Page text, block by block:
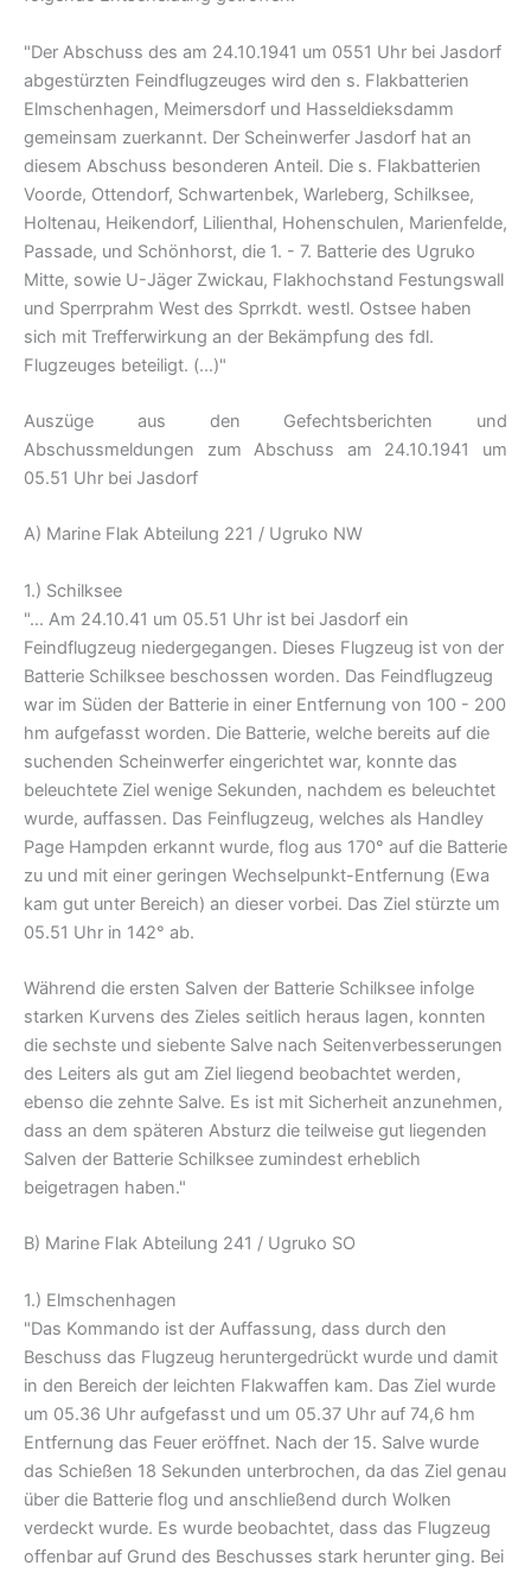
"Der Abschuss des am 24.10.1941 um 0551 Uhr bei Jasdorf
abgestürzten Feindflugzeuges wird den s. Flakbatterien
Elmschenhagen, Meimersdorf und Hasseldieksdamm
gemeinsam zuerkannt. Der Scheinwerfer Jasdorf hat an
diesem Abschuss besonderen Anteil. Die s. Flakbatterien
Voorde, Ottendorf, Schwartenbek, Warleberg, Schilksee,
Holtenau, Heikendorf, Lilienthal, Hohenschulen, Marienfelde,
Passade, und Schönhorst, die 1. - 7. Batterie des Ugruko
Mitte, sowie U-Jäger Zwickau, Flakhochstand Festungswall
und Sperrprahm West des Sprrkdt. westl. Ostsee haben
sich mit Trefferwirkung an der Bekämpfung des fdl.
Flugzeuges beteiligt. (...)"
Auszüge aus den Gefechtsberichten und
Abschussmeldungen zum Abschuss am 24.10.1941 um
05.51 Uhr bei Jasdorf
A) Marine Flak Abteilung 221 / Ugruko NW
1.) Schilksee
"... Am 24.10.41 um 05.51 Uhr ist bei Jasdorf ein
Feindflugzeug niedergegangen. Dieses Flugzeug ist von der
Batterie Schilksee beschossen worden. Das Feindflugzeug
war im Süden der Batterie in einer Entfernung von 100 - 200
hm aufgefasst worden. Die Batterie, welche bereits auf die
suchenden Scheinwerfer eingerichtet war, konnte das
beleuchtete Ziel wenige Sekunden, nachdem es beleuchtet
wurde, auffassen. Das Feinflugzeug, welches als Handley
Page Hampden erkannt wurde, flog aus 170° auf die Batterie
zu und mit einer geringen Wechselpunkt-Entfernung (Ewa
kam gut unter Bereich) an dieser vorbei. Das Ziel stürzte um
05.51 Uhr in 142° ab.
Während die ersten Salven der Batterie Schilksee infolge
starken Kurvens des Zieles seitlich heraus lagen, konnten
die sechste und siebente Salve nach Seitenverbesserungen
des Leiters als gut am Ziel liegend beobachtet werden,
ebenso die zehnte Salve. Es ist mit Sicherheit anzunehmen,
dass an dem späteren Absturz die teilweise gut liegenden
Salven der Batterie Schilksee zumindest erheblich
beigetragen haben."
B) Marine Flak Abteilung 241 / Ugruko SO
1.) Elmschenhagen
"Das Kommando ist der Auffassung, dass durch den
Beschuss das Flugzeug heruntergedrückt wurde und damit
in den Bereich der leichten Flakwaffen kam. Das Ziel wurde
um 05.36 Uhr aufgefasst und um 05.37 Uhr auf 74,6 hm
Entfernung das Feuer eröffnet. Nach der 15. Salve wurde
das Schießen 18 Sekunden unterbrochen, da das Ziel genau
über die Batterie flog und anschließend durch Wolken
verdeckt wurde. Es wurde beobachtet, dass das Flugzeug
offenbar auf Grund des Beschusses stark herunter ging. Bei